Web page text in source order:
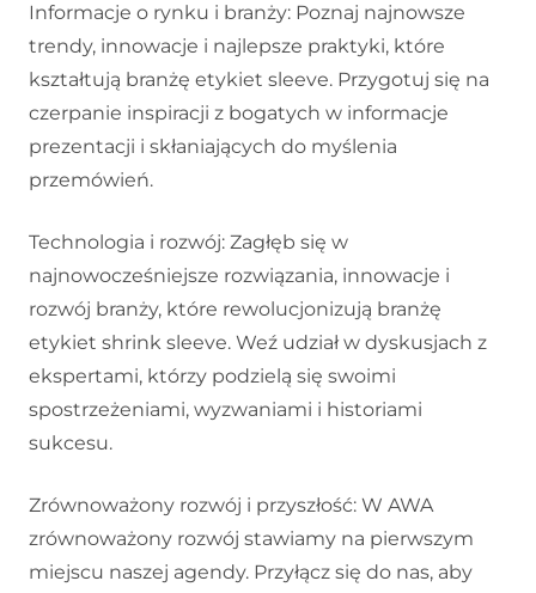
Informacje o rynku i branży: Poznaj najnowsze
trendy, innowacje i najlepsze praktyki, które
kształtują branżę etykiet sleeve. Przygotuj się na
czerpanie inspiracji z bogatych w informacje
prezentacji i skłaniających do myślenia
przemówień.
Technologia i rozwój: Zagłęb się w
najnowocześniejsze rozwiązania, innowacje i
rozwój branży, które rewolucjonizują branżę
etykiet shrink sleeve. Weź udział w dyskusjach z
ekspertami, którzy podzielą się swoimi
spostrzeżeniami, wyzwaniami i historiami
sukcesu.
Zrównoważony rozwój i przyszłość: W AWA
zrównoważony rozwój stawiamy na pierwszym
miejscu naszej agendy. Przyłącz się do nas, aby